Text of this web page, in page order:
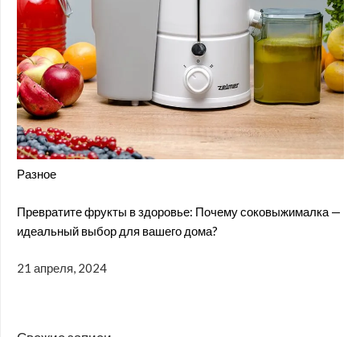
Разное
Превратите фрукты в здоровье: Почему соковыжималка —
идеальный выбор для вашего дома?
21 апреля, 2024